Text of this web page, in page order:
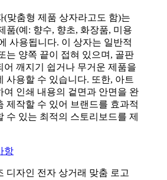
(맞춤형 제품 상자라고도 함)는
품(예: 향수, 향초, 화장품, 미용
사용됩니다. 이 상자는 일반적
는 양쪽 끝이 접혀 있으며, 골판
어 깨지기 쉽거나 무거운 제품을
사용할 수 있습니다. 또한, 아트
여 인쇄 내용의 겉면과 안면을 완
제작할 수 있어 브랜드를 효과적
수 있는 최적의 스토리보드를 제
항